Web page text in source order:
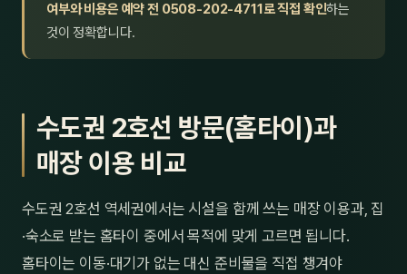
여부와 비용은 예약 전 0508-202-4711로 직접 확인하는
것이 정확합니다.
수도권 2호선 방문(홈타이)과
매장 이용 비교
수도권 2호선 역세권에서는 시설을 함께 쓰는 매장 이용과, 집
·숙소로 받는 홈타이 중에서 목적에 맞게 고르면 됩니다.
홈타이는 이동·대기가 없는 대신 준비물을 직접 챙겨야